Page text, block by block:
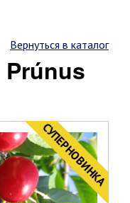
Вернуться в каталог
CУПЕРНОВИНКА